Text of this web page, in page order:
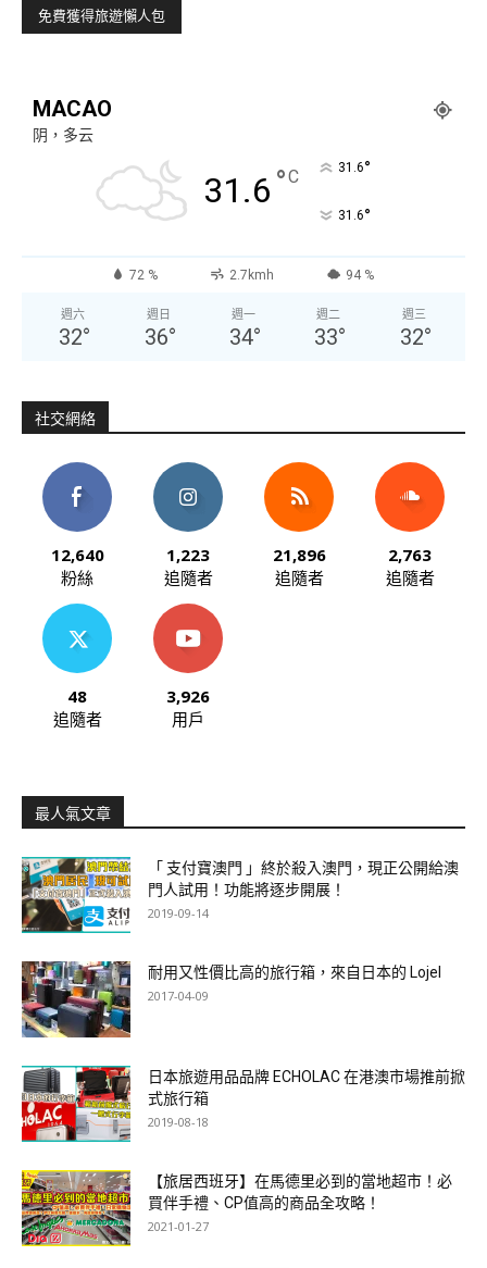
MACAO
阴，多云
31.6 °C 31.6°
31.6°
72 % 2.7kmh 94 %
週六
32°
週日
36°
週一
34°
週二
33°
週三
32°
社交網絡
12,640
粉絲
1,223
追隨者
21,896
追隨者
2,763
追隨者
48
追隨者
3,926
用戶
最人氣文章
「 支付寶澳門 」終於殺入澳門，現正公開給澳
門人試用！功能將逐步開展！
2019-09-14
耐用又性價比高的旅行箱，來自日本的 Lojel
2017-04-09
日本旅遊用品品牌 ECHOLAC 在港澳市場推前掀
式旅行箱
2019-08-18
【旅居西班牙】在馬德里必到的當地超市！必
買伴手禮、CP值高的商品全攻略！
2021-01-27